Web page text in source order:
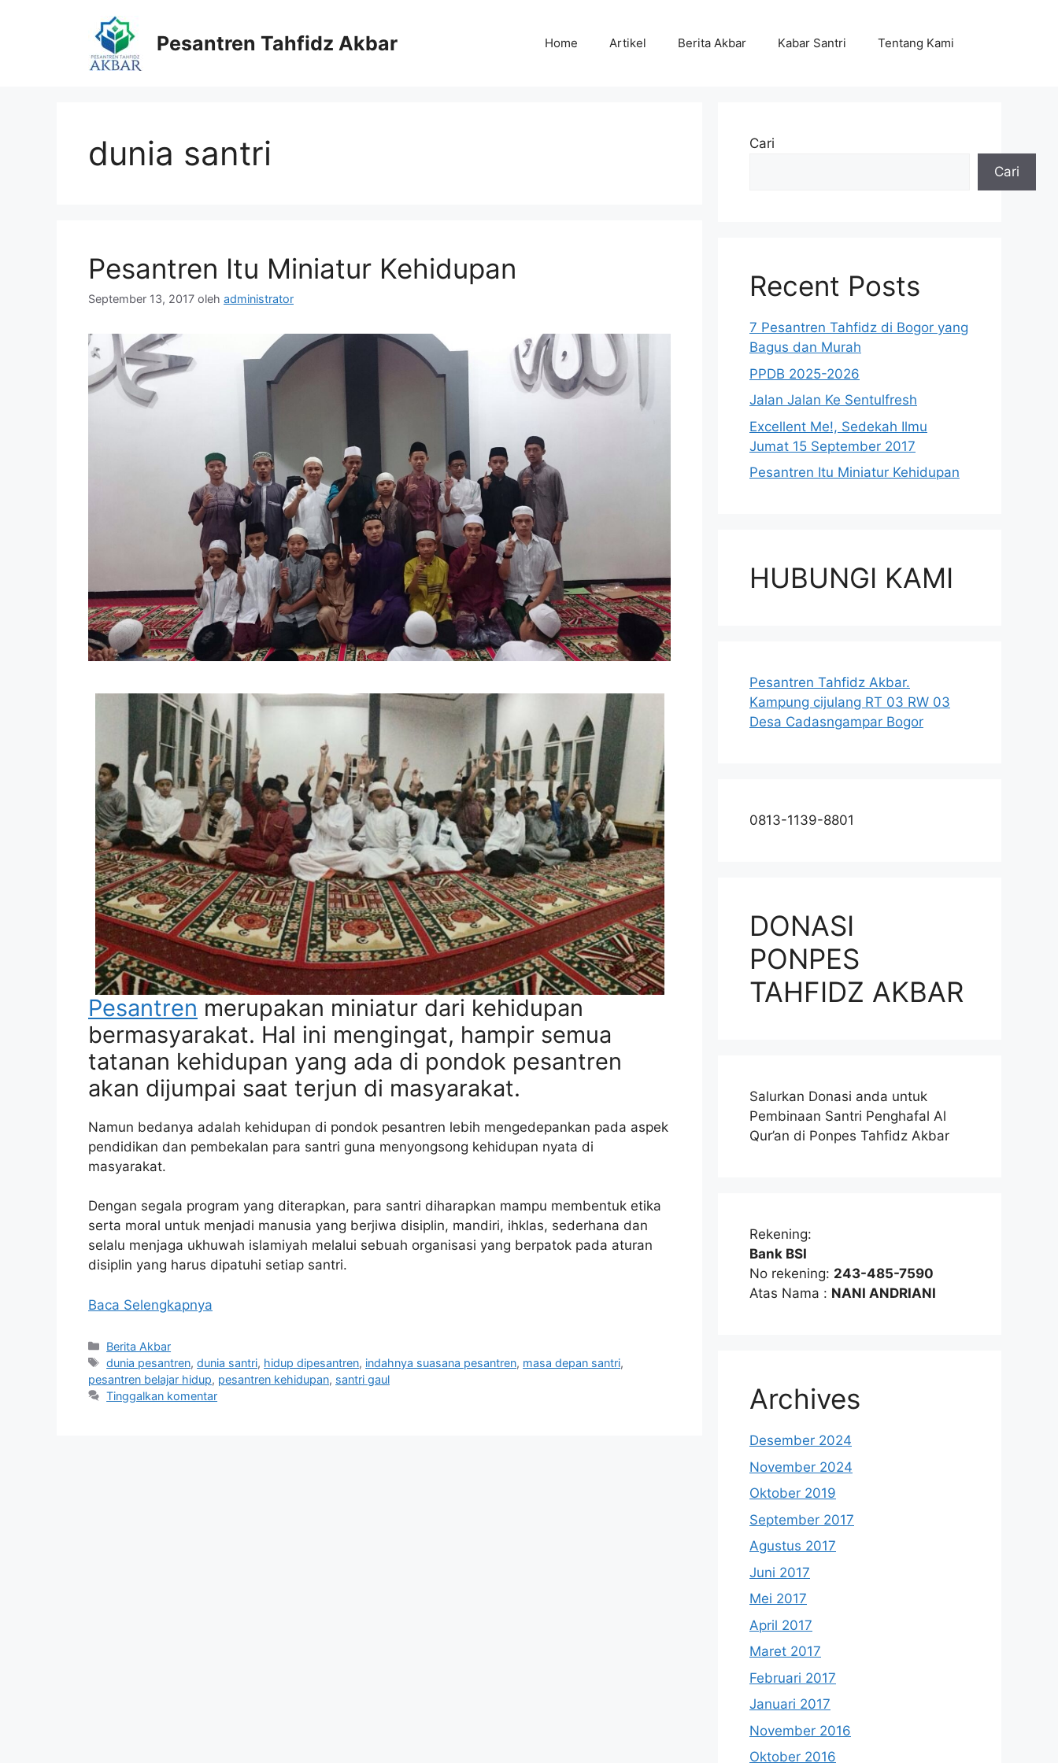
Pesantren Tahfidz Akbar Home Artikel Berita Akbar Kabar Santri Tentang Kami
dunia santri
Pesantren Itu Miniatur Kehidupan
September 13, 2017 oleh administrator
Pesantren merupakan miniatur dari kehidupan
bermasyarakat. Hal ini mengingat, hampir semua
tatanan kehidupan yang ada di pondok pesantren
akan dijumpai saat terjun di masyarakat.
Namun bedanya adalah kehidupan di pondok pesantren lebih mengedepankan pada aspek
pendidikan dan pembekalan para santri guna menyongsong kehidupan nyata di
masyarakat.
Dengan segala program yang diterapkan, para santri diharapkan mampu membentuk etika
serta moral untuk menjadi manusia yang berjiwa disiplin, mandiri, ihklas, sederhana dan
selalu menjaga ukhuwah islamiyah melalui sebuah organisasi yang berpatok pada aturan
disiplin yang harus dipatuhi setiap santri.
Baca Selengkapnya
Kategori
Berita Akbar
Tag
dunia pesantren,dunia santri, hidup dipesantren, indahnya suasana pesantren, masa depan santri,
pesantren belajar hidup, pesantren kehidupan, santri gaul
Tinggalkan komentar
Cari
Cari
Recent Posts
7 Pesantren Tahfidz di Bogor yang
Bagus dan Murah
PPDB 2025-2026
Jalan Jalan Ke Sentulfresh
Excellent Me!, Sedekah Ilmu
Jumat 15 September 2017
Pesantren Itu Miniatur Kehidupan
HUBUNGI KAMI
Pesantren Tahfidz Akbar.
Kampung cijulang RT 03 RW 03
Desa Cadasngampar Bogor
0813-1139-8801
DONASI
PONPES
TAHFIDZ AKBAR
Salurkan Donasi anda untuk
Pembinaan Santri Penghafal Al
Qur’an di Ponpes Tahfidz Akbar
Rekening:
Bank BSI
No rekening: 243-485-7590
Atas Nama : NANI ANDRIANI
Archives
Desember 2024
November 2024
Oktober 2019
September 2017
Agustus 2017
Juni 2017
Mei 2017
April 2017
Maret 2017
Februari 2017
Januari 2017
November 2016
Oktober 2016